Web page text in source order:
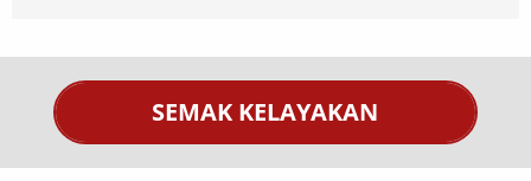
SEMAK KELAYAKAN